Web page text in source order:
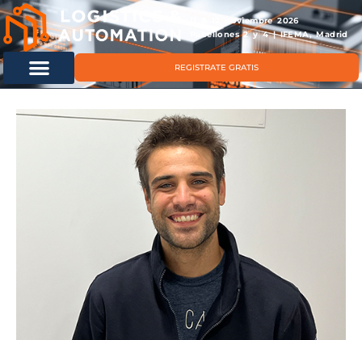
11 & 12 noviembre 2026
Pabellones 2 y 4 | IFEMA, Madrid
REGISTRATE GRATIS